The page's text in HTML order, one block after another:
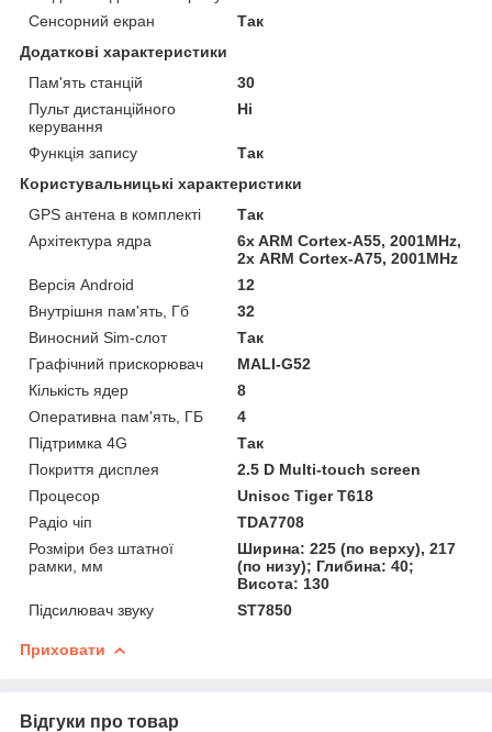
Сенсорний екран
Так
Додаткові характеристики
Пам'ять станцій
30
Пульт дистанційного
керування
Ні
Функція запису
Так
Користувальницькі характеристики
GPS антена в комплекті
Так
Архітектура ядра
6x ARM Cortex-A55, 2001MHz,
2х ARM Cortex-A75, 2001MHz
Версія Android
12
Внутрішня пам'ять, Гб
32
Виносний Sim-слот
Так
Графічний прискорювач
MALI-G52
Кількість ядер
8
Оперативна пам'ять, ГБ
4
Підтримка 4G
Так
Покриття дисплея
2.5 D Multi-touch screen
Процесор
Unisoc Tiger T618
Радіо чіп
TDA7708
Розміри без штатної
рамки, мм
Ширина: 225 (по верху), 217
(по низу); Глибина: 40;
Висота: 130
Підсилювач звуку
ST7850
Приховати
Відгуки про товар